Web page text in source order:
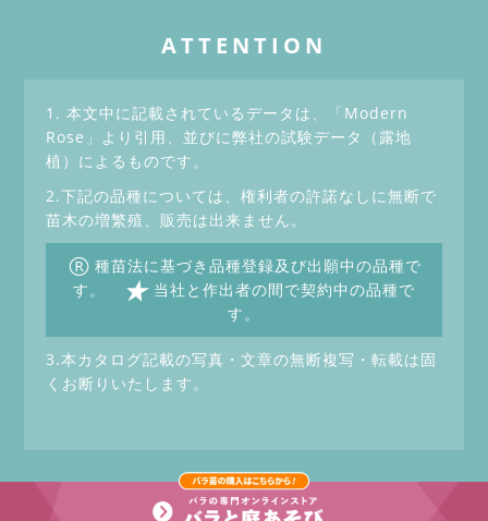
ATTENTION
1. 本文中に記載されているデータは、「Modern
Rose」より引用、並びに弊社の試験データ（露地
植）によるものです。
2.下記の品種については、権利者の許諾なしに無断で
苗木の増繁殖、販売は出来ません。
® 種苗法に基づき品種登録及び出願中の品種で
す。
★ 当社と作出者の間で契約中の品種で
す。
3.本カタログ記載の写真・文章の無断複写・転載は固
くお断りいたします。
Copyrightc Keihan Gardening Co.,Ltd. All Rights Reserved.